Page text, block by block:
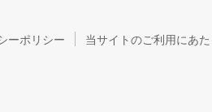
ーポリシー 当サイトのご利用にあ